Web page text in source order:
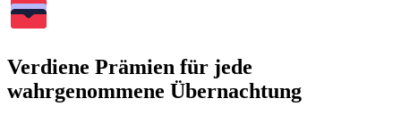
Verdiene Prämien für jede
wahrgenommene Übernachtung